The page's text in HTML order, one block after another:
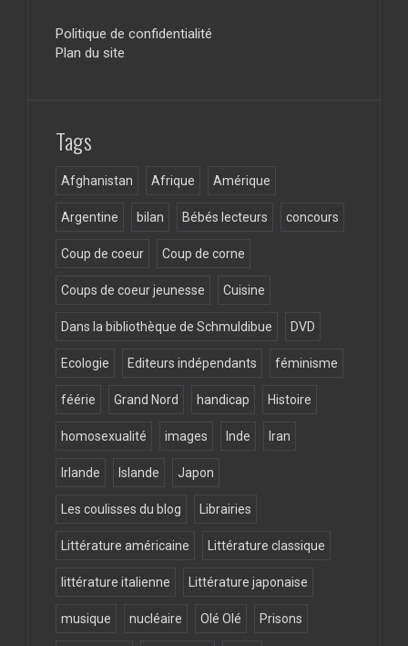
b
o
gr er
Politique de confidentialité
Plan du site
Tags
Afghanistan Afrique Amérique
Argentine bilan Bébés lecteurs concours
Coup de coeur Coup de corne
Coups de coeur jeunesse Cuisine
Dans la bibliothèque de Schmuldibue DVD
Ecologie Editeurs indépendants féminisme
féérie Grand Nord handicap Histoire
homosexualité images Inde Iran
Irlande Islande Japon
Les coulisses du blog Librairies
Littérature américaine Littérature classique
littérature italienne Littérature japonaise
musique nucléaire Olé Olé Prisons